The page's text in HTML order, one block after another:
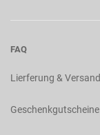
FAQ
Lierferung & Versand
Geschenkgutscheine